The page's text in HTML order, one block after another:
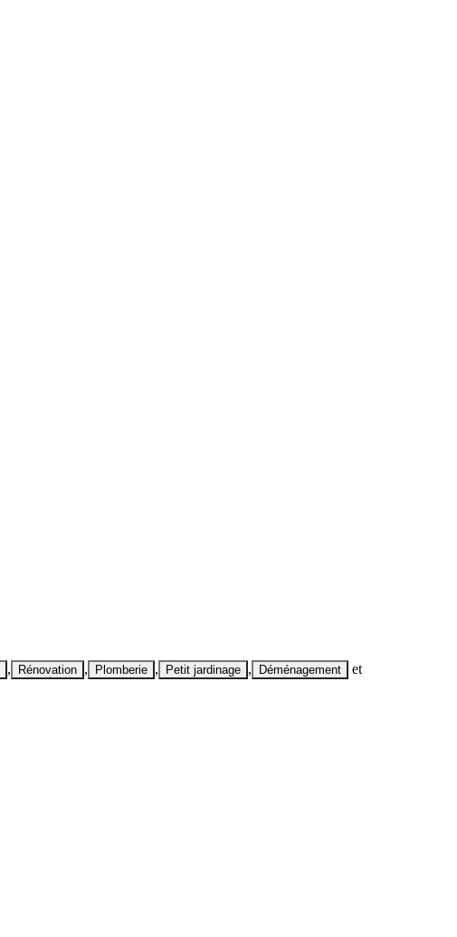
, Rénovation , Plomberie , Petit jardinage , Déménagement et